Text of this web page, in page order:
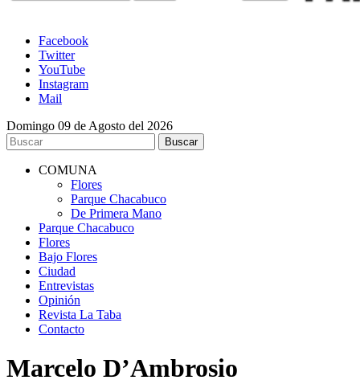
Facebook
Twitter
YouTube
Instagram
Mail
Domingo 09 de Agosto del 2026
COMUNA
Flores
Parque Chacabuco
De Primera Mano
Parque Chacabuco
Flores
Bajo Flores
Ciudad
Entrevistas
Opinión
Revista La Taba
Contacto
Marcelo D’Ambrosio